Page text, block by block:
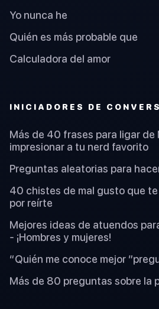
Yo nunca he
Quién es más probable que
Calculadora del amor
INICIADORES DE
Más de 40 frases para ligar de
impresionar a tu nerd favorito
Preguntas aleatorias para
40 chistes de mal gusto que
por reírte
Mejores ideas de atuendos
- ¡Hombres y mujeres!
“Quién me conoce mejor
Más de 80 preguntas sobre la